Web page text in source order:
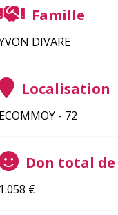
Famille
DIVARE
Localisation
ECOMMOY - 72
Don total de
1.058 €